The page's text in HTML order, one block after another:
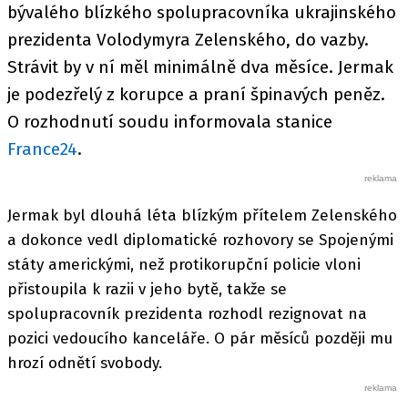
bývalého blízkého spolupracovníka ukrajinského
prezidenta Volodymyra Zelenského, do vazby.
Strávit by v ní měl minimálně dva měsíce. Jermak
je podezřelý z korupce a praní špinavých peněz.
O rozhodnutí soudu informovala stanice
France24.
Jermak byl dlouhá léta blízkým přítelem Zelenského
a dokonce vedl diplomatické rozhovory se Spojenými
státy americkými, než protikorupční policie vloni
přistoupila k razii v jeho bytě, takže se
spolupracovník prezidenta rozhodl rezignovat na
pozici vedoucího kanceláře. O pár měsíců později mu
hrozí odnětí svobody.